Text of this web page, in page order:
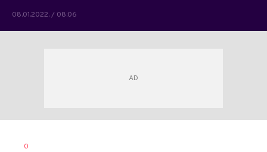
08.01.2022. / 08:06
AUTOR
0